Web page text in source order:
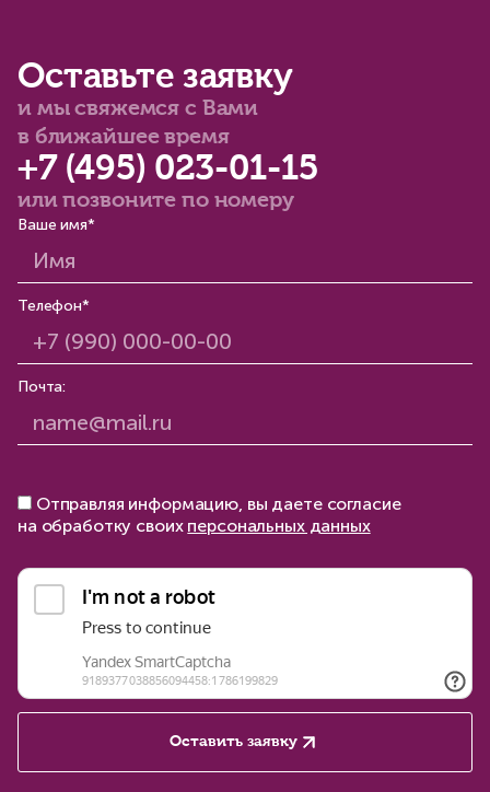
Оставьте заявку
и мы свяжемся с Вами
в ближайшее время
+7 (495) 023-01-15
или позвоните по номеру
Ваше имя*
Телефон*
Почта:
Отправляя информацию, вы даете согласие
на обработку своих персональных данных
Оставить заявку